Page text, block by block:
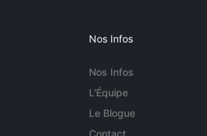
Nos Infos
Nos Infos
L'Équipe
Le Blogue
Contact